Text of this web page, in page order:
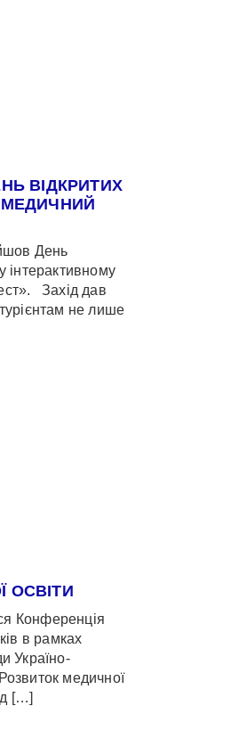
ВІДКРИТИХ
День
інтерактивному
Захід дав
не лише
ОСВІТИ
Конференція
в рамках
Україно-
медичної
[…]